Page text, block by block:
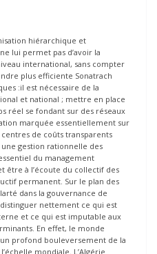
hiérarchique et
lui permet pas d’avoir la
international, sans compter
plus efficiente Sonatrach
:il est nécessaire de la
et national ; mettre en place
réel se fondant sur des réseaux
marquée essentiellement sur
de coûts transparents
gestion rationnelle des
du management
être à l’écoute du collectif des
permanent. Sur le plan des
dans la gouvernance de
nettement ce qui est
et ce qui est imputable aux
En effet, le monde
un profond bouleversement de la
mondiale. L’Algérie